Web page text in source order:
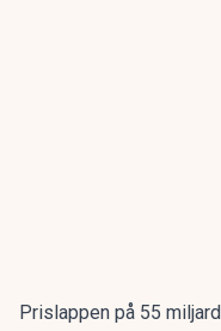
Prislappen på 55